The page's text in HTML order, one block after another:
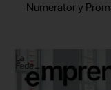
Numerator y